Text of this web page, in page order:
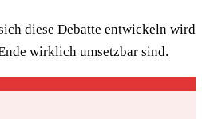
diese Debatte entwickeln wird
wirklich umsetzbar sind.